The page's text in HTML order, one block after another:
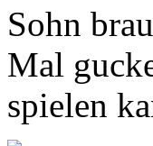
Sohn
Mal
spielen